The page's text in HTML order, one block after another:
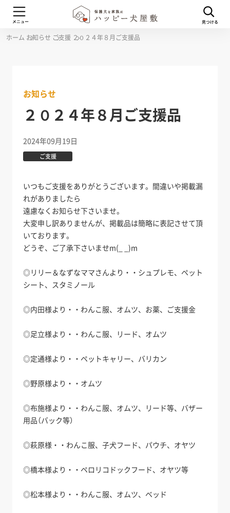
ホーム お知らせ ご支援 ２０２４年８月ご支援品
お知らせ
２０２４年８月ご支援品
2024年09月19日
ご支援
いつもご支援をありがとうございます。間違いや掲載漏
れがありましたら
遠慮なくお知らせ下さいませ。
大変申し訳ありませんが、掲載品は簡略に表記させて頂
いております。
どうぞ、ご了承下さいませm(_ _)m
◎リリー＆なずなママさんより・・シュプレモ、ペット
シート、スタミノール
◎内田様より・・わんこ服、オムツ、お薬、ご支援金
◎足立様より・・わんこ服、リード、オムツ
◎定通様より・・ペットキャリー、バリカン
◎野原様より・・オムツ
◎布施様より・・わんこ服、オムツ、リード等、バザー
用品（バック等）
◎萩原様・・わんこ服、子犬フード、パウチ、オヤツ
◎橋本様より・・ペロリコドックフード、オヤツ等
◎松本様より・・わんこ服、オムツ、ベッド